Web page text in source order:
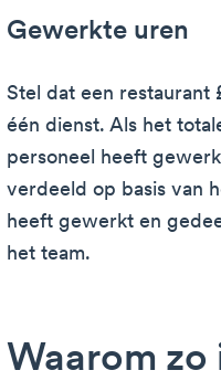
Gewerkte uren
Stel dat een
één dienst. Als het
personeel heeft
verdeeld op basis van
heeft gewerkt en
het team.
Waarom